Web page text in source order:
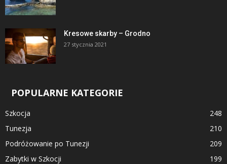
Kresowe skarby – Grodno
27 stycznia 2021
POPULARNE KATEGORIE
Szkocja
248
Tunezja
210
Podróżowanie po Tunezji
209
Zabytki w Szkocji
199